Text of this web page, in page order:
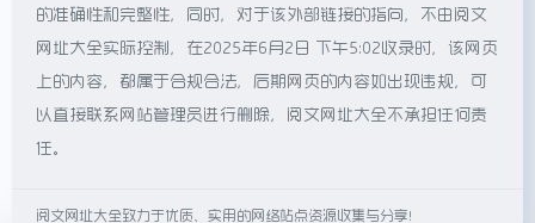
的准确性和完整性，同时，对于该外部链接的指向，不由阅文
网址大全实际控制，在2025年6月2日 下午5:02收录时，该网页
上的内容，都属于合规合法，后期网页的内容如出现违规，可
以直接联系网站管理员进行删除，阅文网址大全不承担任何责
任。
阅文网址大全致力于优质、实用的网络站点资源收集与分享！